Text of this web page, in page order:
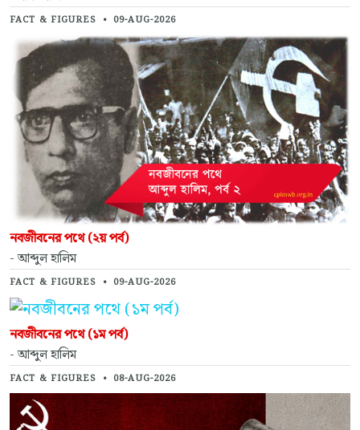
FACT & FIGURES • 09-AUG-2026
নবজীবনের পথে (২য় পর্ব)
- আব্দুল হালিম
FACT & FIGURES • 09-AUG-2026
নবজীবনের পথে (১ম পর্ব)
- আব্দুল হালিম
FACT & FIGURES • 08-AUG-2026